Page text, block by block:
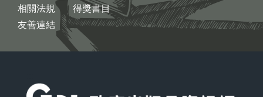
相關法規
友善連結
得獎書目